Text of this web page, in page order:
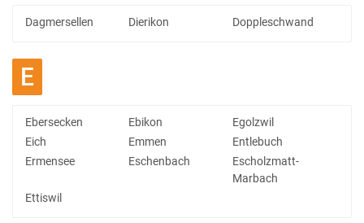
Dagmersellen Dierikon Doppleschwand
E
Ebersecken Ebikon
Egolzwil
Eich
Emmen
Entlebuch
Ermensee
Eschenbach
Escholzmatt-
Marbach
Ettiswil